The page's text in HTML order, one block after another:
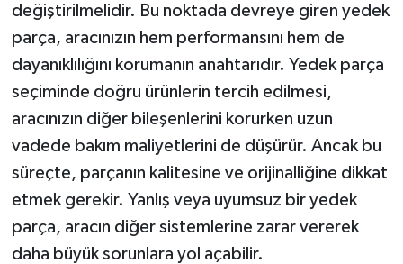
değiştirilmelidir. Bu noktada devreye giren yedek
parça, aracınızın hem performansını hem de
dayanıklılığını korumanın anahtarıdır. Yedek parça
seçiminde doğru ürünlerin tercih edilmesi,
aracınızın diğer bileşenlerini korurken uzun
vadede bakım maliyetlerini de düşürür. Ancak bu
süreçte, parçanın kalitesine ve orijinalliğine dikkat
etmek gerekir. Yanlış veya uyumsuz bir yedek
parça, aracın diğer sistemlerine zarar vererek
daha büyük sorunlara yol açabilir.